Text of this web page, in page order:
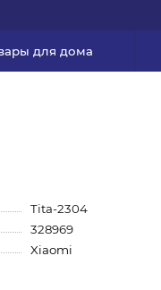
для дома
Tita-2304
328969
Xiaomi